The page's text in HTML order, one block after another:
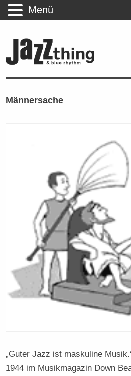
Männersache
„Guter Jazz ist maskuline
1944 im Musikmagazin Down
Menü